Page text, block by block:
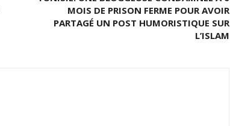
MOIS DE PRISON FERME POUR AVOIR
PARTAGÉ UN POST HUMORISTIQUE SUR
L’ISLAM